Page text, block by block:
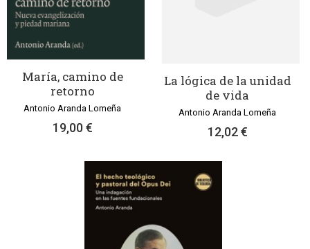
María, camino de
retorno
Antonio Aranda Lomeña
19,00 €
La lógica de la unidad
de vida
Antonio Aranda Lomeña
12,02 €